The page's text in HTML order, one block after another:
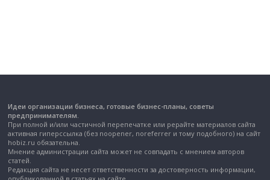
Идеи организации бизнеса, готовые бизнес-планы, советы
предпринимателям.
При полной и/или частичной перепечатке или рерайте материалов сайта
активная гиперссылка (без noopener, noreferrer и тому подобного) на сайт
hobiz.ru обязательна.
Мнение администрации сайта может не совпадать с мнением авторов
статей.
Редакция сайта не несет ответственности за достоверность информации,